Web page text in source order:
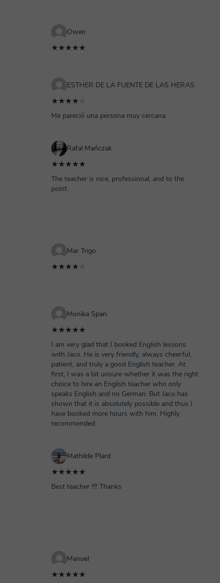
Owen
★★★★★
ESTHER DE LA FUENTE DE LAS HERAS
★★★★
Me pareció una persona muy cercana.
Rafal Mańczak
★★★★★
The teacher is nice, professional, and to the
point.
Mar Trigo
★★★★
Monika Spari
★★★★★
I am very glad that I booked English lessons
with Jaco. He is very friendly, always cheerful,
patient, and truly a good English teacher. At
first, I was a bit unsure whether it was the right
choice to hire an English teacher who only
speaks English and no German. But Jaco has
shown that it is absolutely possible and thus I
have booked more hours with him. Highly
recommended.
Mathilde Plard
★★★★★
Best teacher !!!! Thanks
Manuel
★★★★★